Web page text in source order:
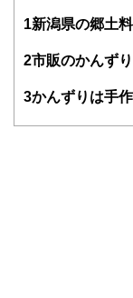
得者を
験者で
1 新潟県の郷土
2市販のかんず
3かんずりは手